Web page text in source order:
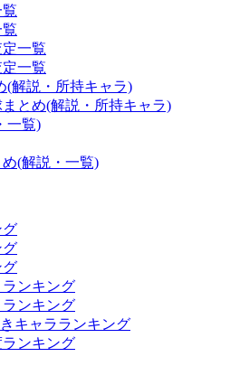
一覧
一覧
(解説・所持キャラ)
とめ(解説・所持キャラ)
一覧)
(解説・一覧)
グ
グ
グ
ンキング
ンキング
キャラランキング
ンキング